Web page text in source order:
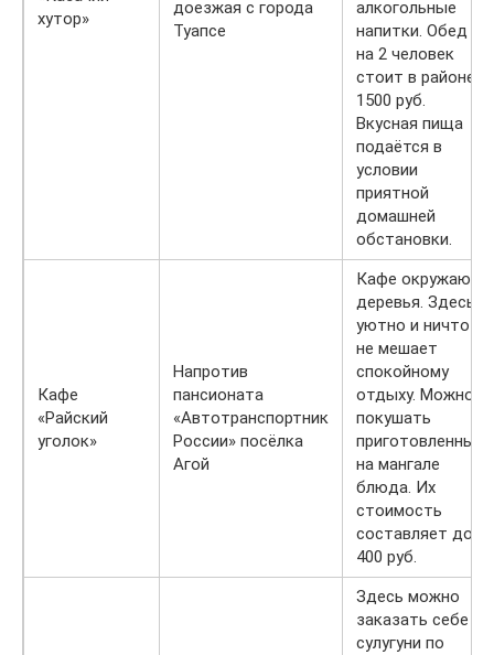
хутор»
доезжая с города
Туапсе
алкогольные
напитки. Обед
на 2 человек
стоит в районе
1500 руб.
Вкусная пища
подаётся в
условии
приятной
домашней
обстановки.
Кафе
«Райский
уголок»
Напротив
пансионата
«Автотранспортник
России» посёлка
Агой
Кафе окружают
деревья. Здесь
уютно и ничто
не мешает
спокойному
отдыху. Можно
покушать
приготовленные
на мангале
блюда. Их
стоимость
составляет до
400 руб.
Здесь можно
заказать себе
сулугуни по